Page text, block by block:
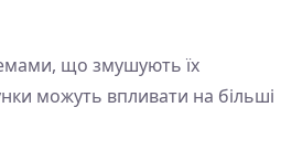
що змушують їх
можуть впливати на більші